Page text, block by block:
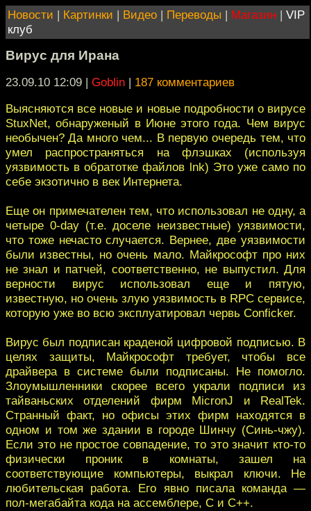
Новости | Картинки | Видео | Переводы | Магазин | VIP
клуб
Вирус для Ирана
23.09.10 12:09 | Goblin | 187 комментариев
Выясняются все новые и новые подробности о вирусе
StuxNet, обнаруженый в Июне этого года. Чем вирус
необычен? Да много чем... В первую очередь тем, что
умел распространяться на флэшках (используя
уязвимость в обратотке файлов lnk) Это уже само по
себе экзотично в век Интернета.
Еще он примечателен тем, что использовал не одну, а
четыре 0-day (т.е. доселе неизвестные) уязвимости,
что тоже нечасто случается. Вернее, две уязвимости
были известны, но очень мало. Майкрософт про них
не знал и патчей, соответственно, не выпустил. Для
верности вирус использовал еще и пятую,
известную, но очень злую уязвимость в RPC сервисе,
которую уже во всю эксплуатировал червь Conficker.
Вирус был подписан краденой цифровой подписью. В
целях защиты, Майкрософт требует, чтобы все
драйвера в системе были подписаны. Не помогло.
Злоумышленники скорее всего украли подписи из
тайваньских отделений фирм MicronJ и RealTek.
Странный факт, но офисы этих фирм находятся в
одном и том же здании в городе Шинчу (Синь-чжу).
Если это не простое совпадение, то это значит кто-то
физически проник в комнаты, зашел на
соответствующие компьютеры, выкрал ключи. Не
любительская работа. Его явно писала команда —
пол-мегабайта кода на ассемблере, С и С++.